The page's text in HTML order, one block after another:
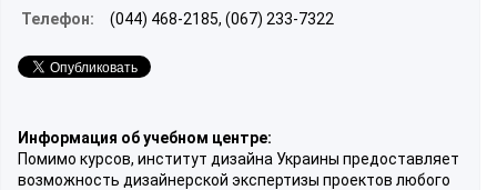
Телефон:
(044) 468-2185, (067) 233-7322
Информация об учебном центре:
Помимо курсов, институт дизайна Украины предоставляет
возможность дизайнерской экспертизы проектов любого